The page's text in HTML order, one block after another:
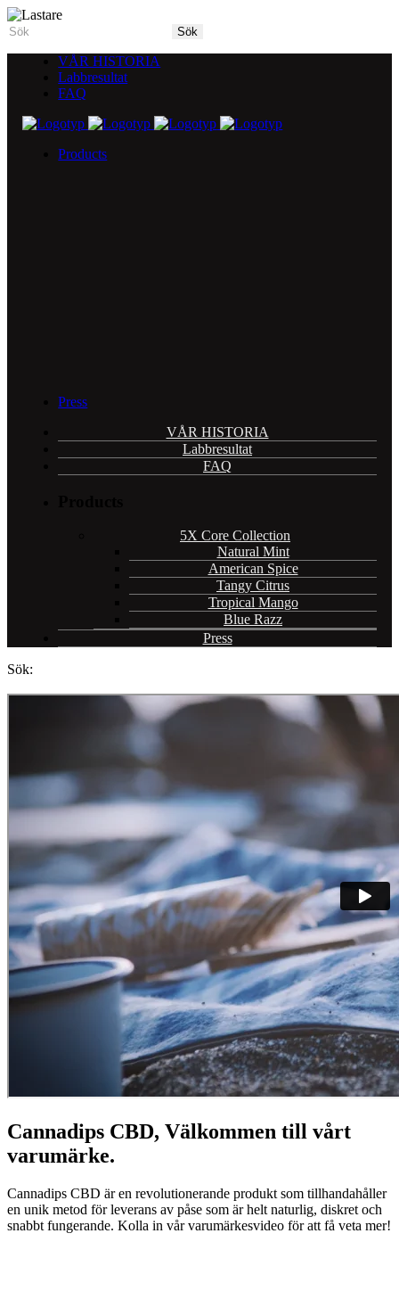
VÅR HISTORIA
Labbresultat
FAQ
Products
Press
VÅR HISTORIA
Labbresultat
FAQ
5X Core Collection
Natural Mint
American Spice
Tangy Citrus
Tropical Mango
Blue Razz
Press
Sök:
Cannadips CBD, Välkommen till vårt
varumärke.
Cannadips CBD är en revolutionerande produkt som tillhandahåller
en unik metod för leverans av påse som är helt naturlig, diskret och
snabbt fungerande. Kolla in vår varumärkesvideo för att få veta mer!